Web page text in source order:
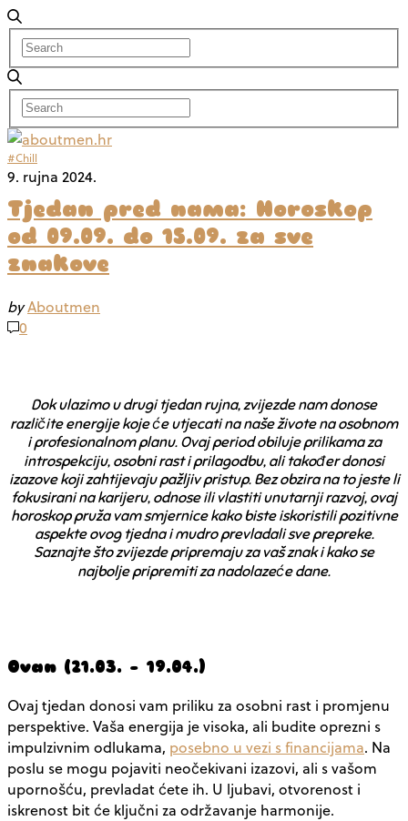
#Chill
9. rujna 2024.
Tjedan pred nama: Horoskop
od 09.09. do 15.09. za sve
znakove
byAboutmen
0
Dok ulazimo u drugi tjedan rujna, zvijezde nam donose
različite energije koje će utjecati na naše živote na osobnom
i profesionalnom planu. Ovaj period obiluje prilikama za
introspekciju, osobni rast i prilagodbu, ali također donosi
izazove koji zahtijevaju pažljiv pristup. Bez obzira na to jeste li
fokusirani na karijeru, odnose ili vlastiti unutarnji razvoj, ovaj
horoskop pruža vam smjernice kako biste iskoristili pozitivne
aspekte ovog tjedna i mudro prevladali sve prepreke.
Saznajte što zvijezde pripremaju za vaš znak i kako se
najbolje pripremiti za nadolazeće dane.
Ovan (21.03. – 19.04.)
Ovaj tjedan donosi vam priliku za osobni rast i promjenu
perspektive. Vaša energija je visoka, ali budite oprezni s
impulzivnim odlukama, posebno u vezi s financijama. Na
poslu se mogu pojaviti neočekivani izazovi, ali s vašom
upornošću, prevladat ćete ih. U ljubavi, otvorenost i
iskrenost bit će ključni za održavanje harmonije.